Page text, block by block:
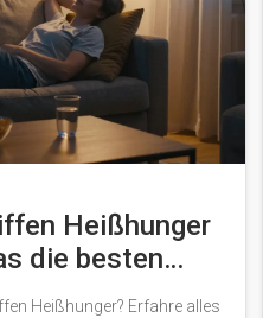
Heißhunger
die besten
Heißhunger? Erfahre alles